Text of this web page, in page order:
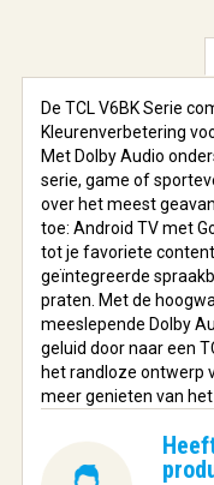
De TCL V6BK Serie
Kleurenverbetering
Met Dolby Audio
serie, game of
over het meest
toe: Android TV met
tot je favoriete
geïntegreerde
praten. Met de
meeslepende Dolby
geluid door naar een
het randloze ontwerp
meer genieten van